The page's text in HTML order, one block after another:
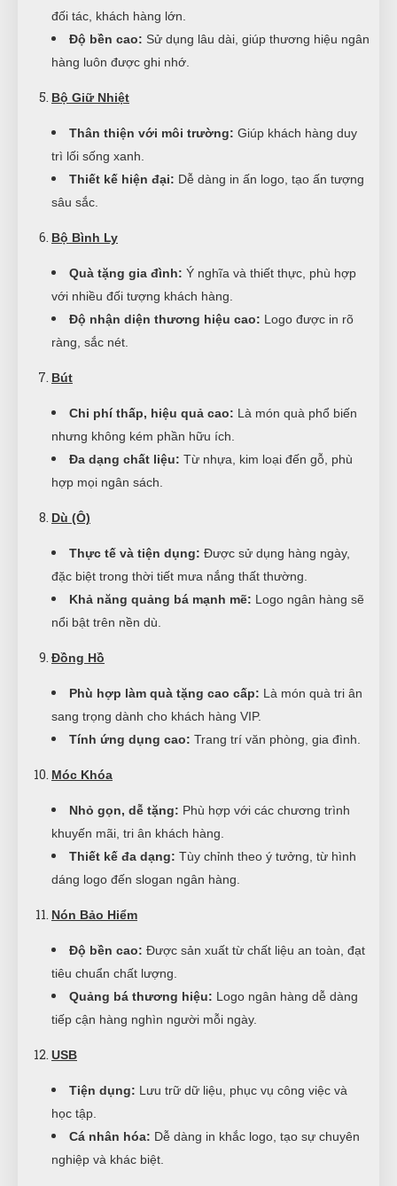
đối tác, khách hàng lớn.
Độ bền cao: Sử dụng lâu dài, giúp thương hiệu ngân
hàng luôn được ghi nhớ.
Bộ Giữ Nhiệt
Thân thiện với môi trường: Giúp khách hàng duy
trì lối sống xanh.
Thiết kế hiện đại: Dễ dàng in ấn logo, tạo ấn tượng
sâu sắc.
Bộ Bình Ly
Quà tặng gia đình: Ý nghĩa và thiết thực, phù hợp
với nhiều đối tượng khách hàng.
Độ nhận diện thương hiệu cao: Logo được in rõ
ràng, sắc nét.
Bút
Chi phí thấp, hiệu quả cao: Là món quà phổ biến
nhưng không kém phần hữu ích.
Đa dạng chất liệu: Từ nhựa, kim loại đến gỗ, phù
hợp mọi ngân sách.
Dù (Ô)
Thực tế và tiện dụng: Được sử dụng hàng ngày,
đặc biệt trong thời tiết mưa nắng thất thường.
Khả năng quảng bá mạnh mẽ: Logo ngân hàng sẽ
nổi bật trên nền dù.
Đồng Hồ
Phù hợp làm quà tặng cao cấp: Là món quà tri ân
sang trọng dành cho khách hàng VIP.
Tính ứng dụng cao: Trang trí văn phòng, gia đình.
Móc Khóa
Nhỏ gọn, dễ tặng: Phù hợp với các chương trình
khuyến mãi, tri ân khách hàng.
Thiết kế đa dạng: Tùy chỉnh theo ý tưởng, từ hình
dáng logo đến slogan ngân hàng.
Nón Bảo Hiểm
Độ bền cao: Được sản xuất từ chất liệu an toàn, đạt
tiêu chuẩn chất lượng.
Quảng bá thương hiệu: Logo ngân hàng dễ dàng
tiếp cận hàng nghìn người mỗi ngày.
USB
Tiện dụng: Lưu trữ dữ liệu, phục vụ công việc và
học tập.
Cá nhân hóa: Dễ dàng in khắc logo, tạo sự chuyên
nghiệp và khác biệt.